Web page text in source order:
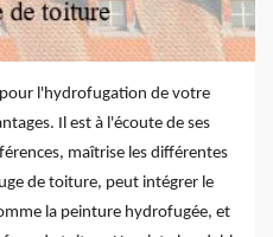
pour l'hydrofugation de votre
Il est à l'écoute de ses
maîtrise les différentes
de toiture, peut intégrer le
la peinture hydrofugée, et